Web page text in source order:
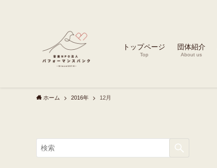
トップページ
Top
団体紹介
About us
ホーム 2016年 12月